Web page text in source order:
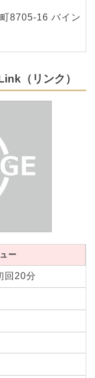
8705-16 バイン
（リンク）
ー
回20分